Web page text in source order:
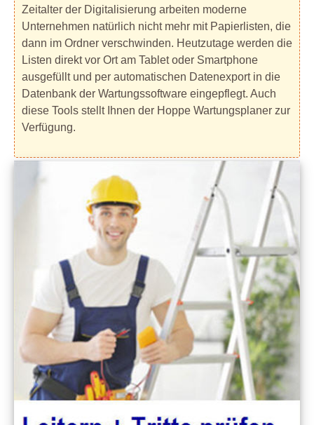
Zeitalter der Digitalisierung arbeiten moderne
Unternehmen natürlich nicht mehr mit Papierlisten, die
dann im Ordner verschwinden. Heutzutage werden die
Listen direkt vor Ort am Tablet oder Smartphone
ausgefüllt und per automatischen Datenexport in die
Datenbank der Wartungssoftware eingepflegt. Auch
diese Tools stellt Ihnen der Hoppe Wartungsplaner zur
Verfügung.